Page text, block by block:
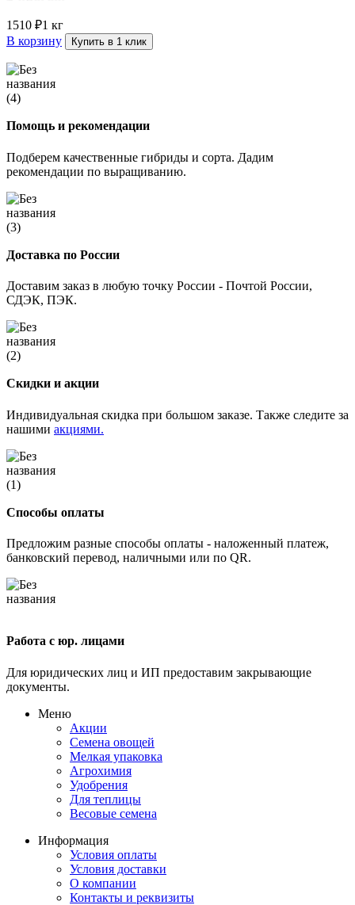
1510 ₽1 кг
В корзину
Купить в 1 клик
Помощь и рекомендации
Подберем качественные гибриды и сорта. Дадим
рекомендации по выращиванию.
Доставка по России
Доставим заказ в любую точку России - Почтой России,
СДЭК, ПЭК.
Скидки и акции
Индивидуальная скидка при большом заказе. Также следите за
нашими акциями.
Способы оплаты
Предложим разные способы оплаты - наложенный платеж,
банковский перевод, наличными или по QR.
Работа с юр. лицами
Для юридических лиц и ИП предоставим закрывающие
документы.
Меню
Акции
Семена овощей
Мелкая упаковка
Агрохимия
Удобрения
Для теплицы
Весовые семена
Информация
Условия оплаты
Условия доставки
О компании
Контакты и реквизиты